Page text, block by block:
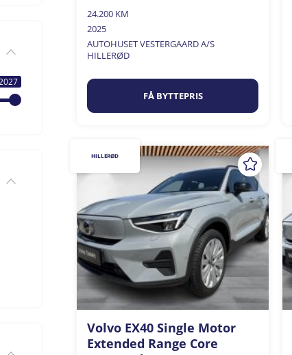
24.200 KM
2025
AUTOHUSET VESTERGAARD A/S
HILLERØD
FÅ BYTTEPRIS
Volvo EX40 Single Motor
Extended Range Core
HILLERØD